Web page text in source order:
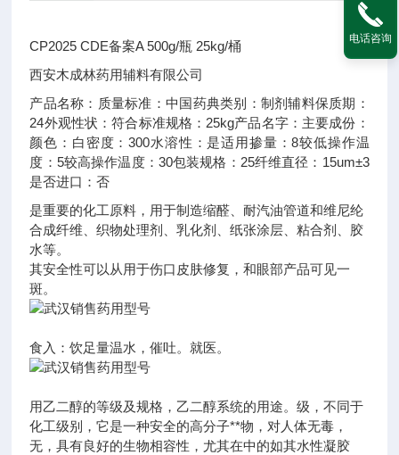
CP2025 CDE备案A 500g/瓶 25kg/桶
西安木成林药用辅料有限公司
产品名称： 质量标准： 中国药典类别： 制剂辅料保质期：
24外观性状：符合标准规格： 25kg产品名字： 主要成份：
颜色： 白 密度：300水溶性： 是适用掺量：8较低操作温
度： 5较高操作温度： 30包装规格： 25纤维直径： 15um±3
是否进口：否
是重要的化工原料，用于制造缩醛、耐汽油管道和维尼纶
合成纤维、织物处理剂、乳化剂、纸张涂层、粘合剂、胶
水等。
其安全性可以从用于伤口皮肤修复，和眼部产品可见一
斑。
食入：饮足量温水，催吐。就医。
用乙二醇的等级及规格，乙二醇系统的用途。级，不同于
化工级别，它是一种安全的高分子**物，对人体无毒，
无，具有良好的生物相容性，尤其在中的如其水性凝胶
电话咨询